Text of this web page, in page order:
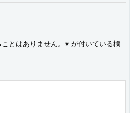
とはありません。 ※ が付いている欄